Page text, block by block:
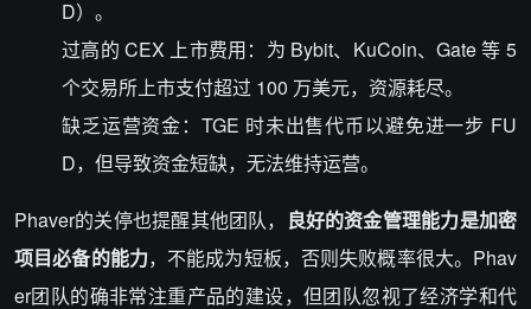
D）。
过高的 CEX 上市费用：为 Bybit、KuCoin、Gate 等 5
个交易所上市支付超过 100 万美元，资源耗尽。
缺乏运营资金：TGE 时未出售代币以避免进一步 FU
D，但导致资金短缺，无法维持运营。
Phaver的关停也提醒其他团队， 良好的资金管理能力是加密
项目必备的能力，不能成为短板，否则失败概率很大。Phav
er团队的确非常注重产品的建设，但团队忽视了经济学和代